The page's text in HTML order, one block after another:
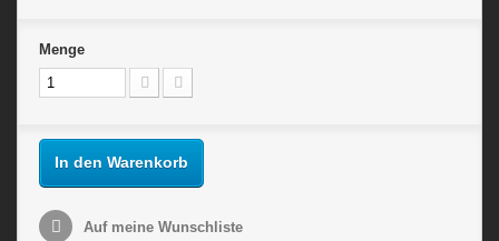
Menge
In den Warenkorb
Auf meine Wunschliste